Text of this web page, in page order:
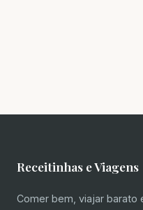
Receitinhas e Viagens
Comer bem, viajar barato